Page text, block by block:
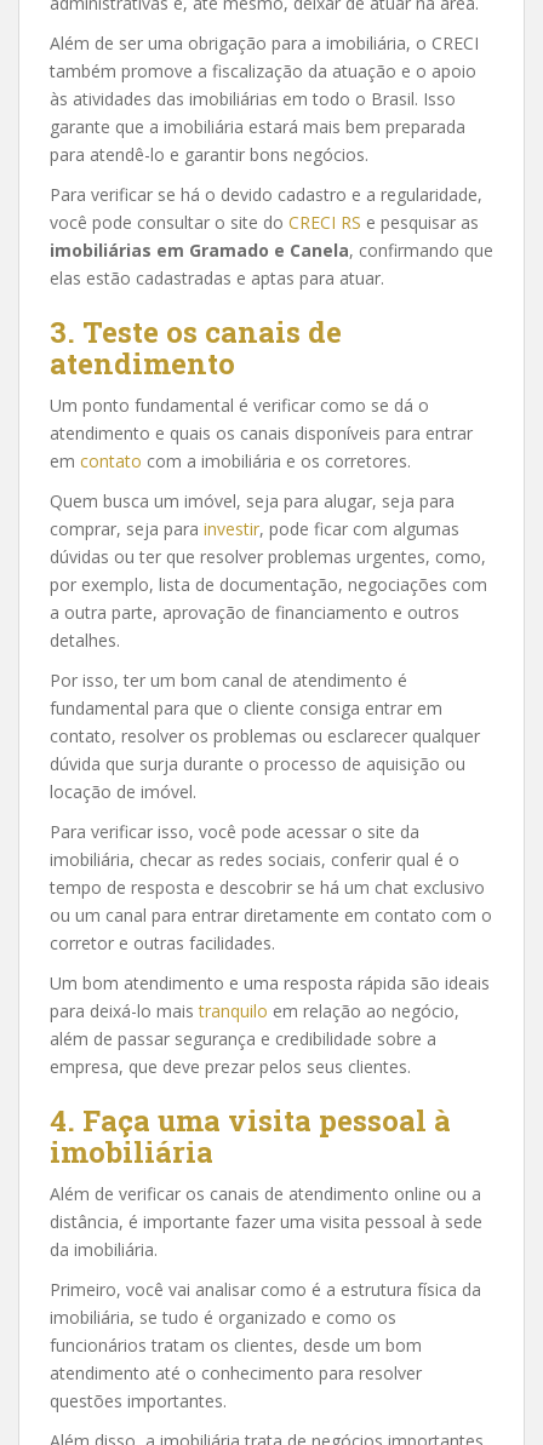
Além de ser uma obrigação para a imobiliária, o CRECI
também promove a fiscalização da atuação e o apoio
às atividades das imobiliárias em todo o Brasil. Isso
garante que a imobiliária estará mais bem preparada
para atendê-lo e garantir bons negócios.
Para verificar se há o devido cadastro e a regularidade,
você pode consultar o site do CRECI RS e pesquisar as
imobiliárias em Gramado e Canela, confirmando que
elas estão cadastradas e aptas para atuar.
3. Teste os canais de
atendimento
Um ponto fundamental é verificar como se dá o
atendimento e quais os canais disponíveis para entrar
em contato com a imobiliária e os corretores.
Quem busca um imóvel, seja para alugar, seja para
comprar, seja para investir, pode ficar com algumas
dúvidas ou ter que resolver problemas urgentes, como,
por exemplo, lista de documentação, negociações com
a outra parte, aprovação de financiamento e outros
detalhes.
Por isso, ter um bom canal de atendimento é
fundamental para que o cliente consiga entrar em
contato, resolver os problemas ou esclarecer qualquer
dúvida que surja durante o processo de aquisição ou
locação de imóvel.
Para verificar isso, você pode acessar o site da
imobiliária, checar as redes sociais, conferir qual é o
tempo de resposta e descobrir se há um chat exclusivo
ou um canal para entrar diretamente em contato com o
corretor e outras facilidades.
Um bom atendimento e uma resposta rápida são ideais
para deixá-lo maistranquilo em relação ao negócio,
além de passar segurança e credibilidade sobre a
empresa, que deve prezar pelos seus clientes.
4. Faça uma visita pessoal à
imobiliária
Além de verificar os canais de atendimento online ou a
distância, é importante fazer uma visita pessoal à sede
da imobiliária.
Primeiro, você vai analisar como é a estrutura física da
imobiliária, se tudo é organizado e como os
funcionários tratam os clientes, desde um bom
atendimento até o conhecimento para resolver
questões importantes.